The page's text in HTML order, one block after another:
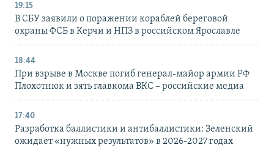
19:15
В СБУ заявили о поражении кораблей береговой
охраны ФСБ в Керчи и НПЗ в российском Ярославле
18:44
При взрыве в Москве погиб генерал-майор армии РФ
Плохотнюк и зять главкома ВКС – российские медиа
17:40
Разработка баллистики и антибаллистики: Зеленский
ожидает «нужных результатов» в 2026-2027 годах